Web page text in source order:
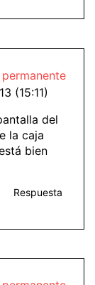
permanente
(15:11)
del
la caja
bien
Respuesta